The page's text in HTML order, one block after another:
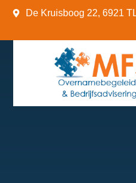
De Kruisboog 22, 6921